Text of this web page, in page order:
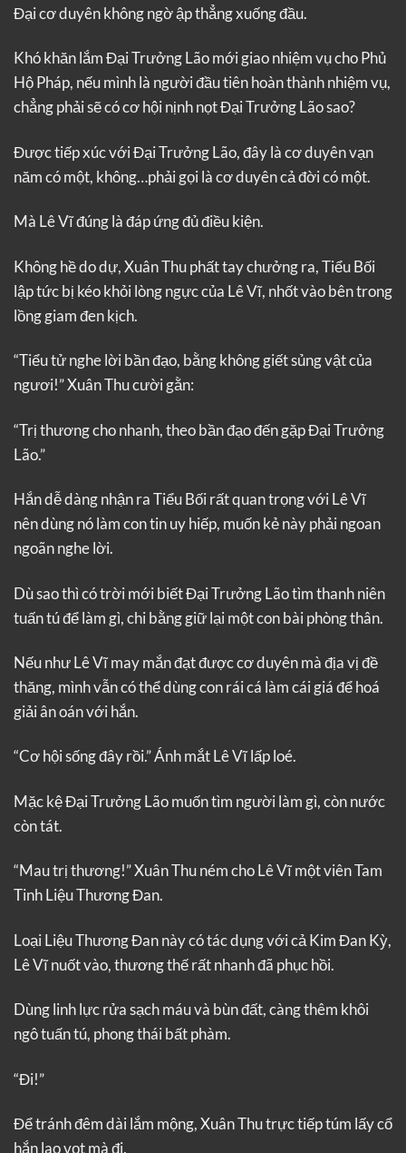
Đại cơ duyên không ngờ ập thẳng xuống đầu.
Khó khăn lắm Đại Trưởng Lão mới giao nhiệm vụ cho Phủ
Hộ Pháp, nếu mình là người đầu tiên hoàn thành nhiệm vụ,
chẳng phải sẽ có cơ hội nịnh nọt Đại Trưởng Lão sao?
Được tiếp xúc với Đại Trưởng Lão, đây là cơ duyên vạn
năm có một, không…phải gọi là cơ duyên cả đời có một.
Mà Lê Vĩ đúng là đáp ứng đủ điều kiện.
Không hề do dự, Xuân Thu phất tay chưởng ra, Tiểu Bối
lập tức bị kéo khỏi lòng ngực của Lê Vĩ, nhốt vào bên trong
lồng giam đen kịch.
“Tiểu tử nghe lời bần đạo, bằng không giết sủng vật của
ngươi!” Xuân Thu cười gằn:
“Trị thương cho nhanh, theo bần đạo đến gặp Đại Trưởng
Lão.”
Hắn dễ dàng nhận ra Tiểu Bối rất quan trọng với Lê Vĩ
nên dùng nó làm con tin uy hiếp, muốn kẻ này phải ngoan
ngoãn nghe lời.
Dù sao thì có trời mới biết Đại Trưởng Lão tìm thanh niên
tuấn tú để làm gì, chi bằng giữ lại một con bài phòng thân.
Nếu như Lê Vĩ may mắn đạt được cơ duyên mà địa vị đề
thăng, mình vẫn có thể dùng con rái cá làm cái giá để hoá
giải ân oán với hắn.
“Cơ hội sống đây rồi.” Ánh mắt Lê Vĩ lấp loé.
Mặc kệ Đại Trưởng Lão muốn tìm người làm gì, còn nước
còn tát.
“Mau trị thương!” Xuân Thu ném cho Lê Vĩ một viên Tam
Tinh Liệu Thương Đan.
Loại Liệu Thương Đan này có tác dụng với cả Kim Đan Kỳ,
Lê Vĩ nuốt vào, thương thế rất nhanh đã phục hồi.
Dùng linh lực rửa sạch máu và bùn đất, càng thêm khôi
ngô tuấn tú, phong thái bất phàm.
“Đi!”
Để tránh đêm dài lắm mộng, Xuân Thu trực tiếp túm lấy cổ
hắn lao vọt mà đi.